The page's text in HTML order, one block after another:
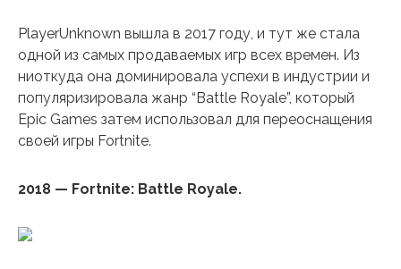
PlayerUnknown вышла в 2017 году, и тут же стала
одной из самых продаваемых игр всех времен. Из
ниоткуда она доминировала успехи в индустрии и
популяризировала жанр “Battle Royale”, который
Epic Games затем использовал для переоснащения
своей игры Fortnite.
2018 — Fortnite: Battle Royale.